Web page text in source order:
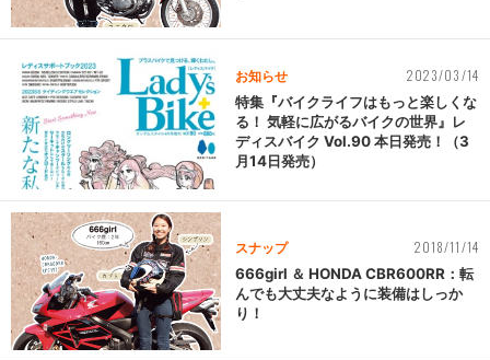
お知らせ 2023/03/14
特集『バイクライフはもっと楽しくな
る！ 気軽に広がるバイクの世界』レ
ディスバイク Vol.90 本日発売！（3
月14日発売）
スナップ 2018/11/14
666girl ＆ HONDA CBR600RR：転
んでも大丈夫なように装備はしっか
り！